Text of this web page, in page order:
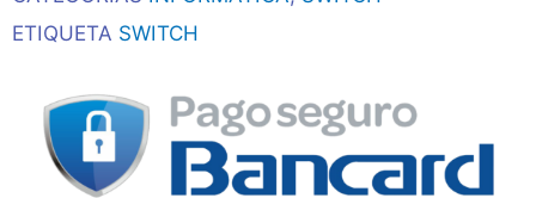
ETIQUETA SWITCH